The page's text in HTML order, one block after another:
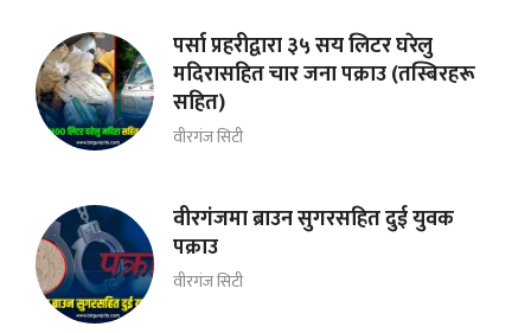
पर्सा प्रहरीद्वारा ३५ सय लिटर घरेलु
मदिरासहित चार जना पक्राउ (तस्बिरहरू
सहित)
वीरगंज सिटी
वीरगंजमा ब्राउन सुगरसहित दुई युवक
पक्राउ
वीरगंज सिटी